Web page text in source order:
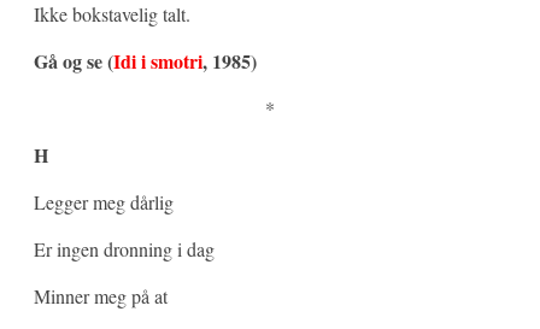
Ikke bokstavelig talt.
Gå og se (Idi i smotri, 1985)
*
H
Legger meg dårlig
Er ingen dronning i dag
Minner meg på at